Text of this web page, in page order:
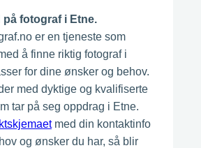
på fotograf i Etne.
er en tjeneste som
å finne riktig fotograf i
for dine ønsker og behov.
med dyktige og kvalifiserte
tar på seg oppdrag i Etne.
med din kontaktinfo
og ønsker du har, så blir